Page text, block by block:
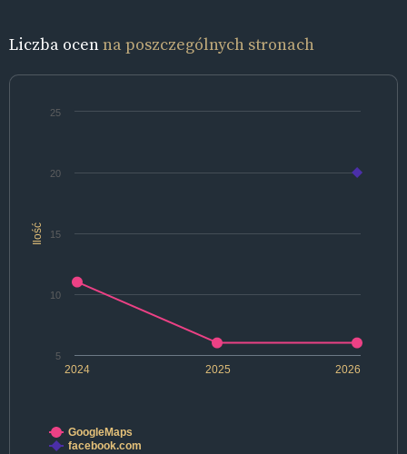
Liczba ocenna poszczególnych stronach
Ilość
2024 2025 2026
10
20
5
15
25
GoogleMaps
facebook.com